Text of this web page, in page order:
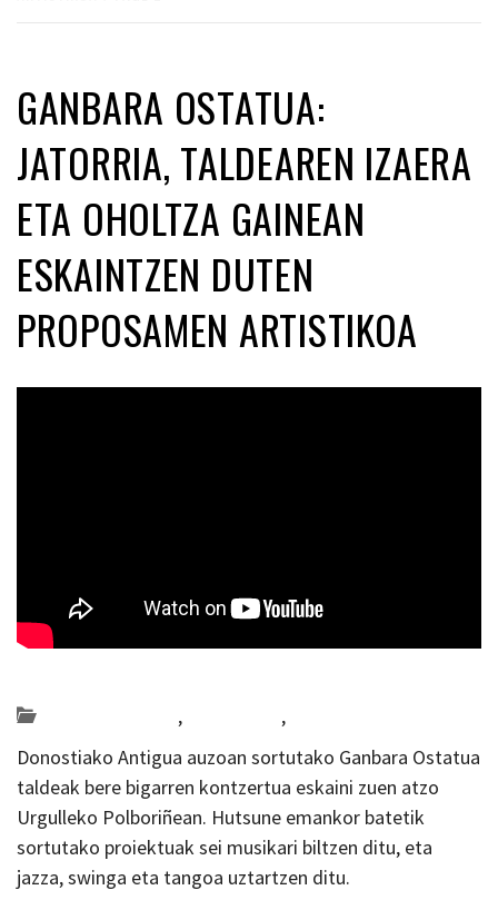
GANBARA OSTATUA:
JATORRIA, TALDEAREN IZAERA
ETA OHOLTZA GAINEAN
ESKAINTZEN DUTEN
PROPOSAMEN ARTISTIKOA
, ,
Donostiako Antigua auzoan sortutako Ganbara Ostatua
taldeak bere bigarren kontzertua eskaini zuen atzo
Urgulleko Polboriñean. Hutsune emankor batetik
sortutako proiektuak sei musikari biltzen ditu, eta
jazza, swinga eta tangoa uztartzen ditu.